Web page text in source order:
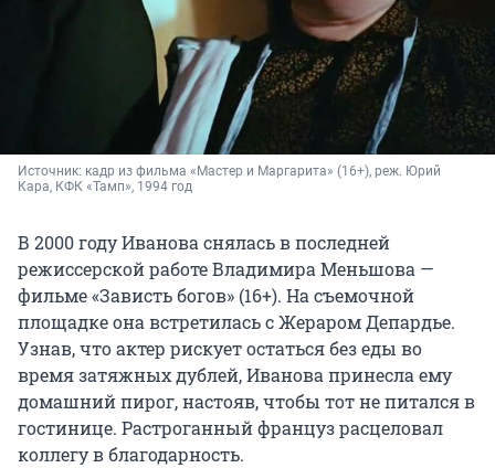
Источник: кадр из фильма «Мастер и Маргарита» (16+), реж. Юрий
Кара, КФК «Тамп», 1994 год
В 2000 году Иванова снялась в последней
режиссерской работе Владимира Меньшова —
фильме «Зависть богов» (16+). На съемочной
площадке она встретилась с Жераром Депардье.
Узнав, что актер рискует остаться без еды во
время затяжных дублей, Иванова принесла ему
домашний пирог, настояв, чтобы тот не питался в
гостинице. Растроганный француз расцеловал
коллегу в благодарность.